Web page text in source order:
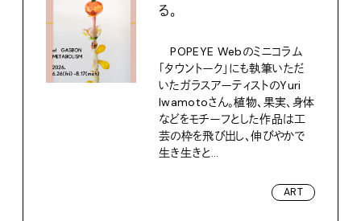
る。
POPEYE Webのミニコラム
「タウントーク」にも執筆いただ
いたガラスアーティストのYuri
Iwamotoさん。植物、果実、身体
などをモチーフとした作品は工
芸の枠を飛び出し、伸びやかで
生き生きと...
ART